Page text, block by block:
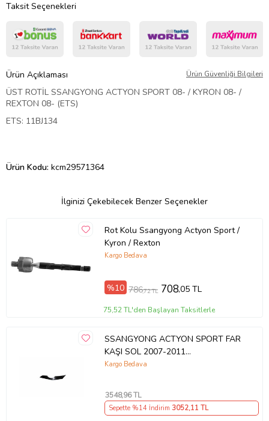
Taksit Seçenekleri
Ürün Açıklaması Ürün Güvenliği Bilgileri
ÜST ROTİL SSANGYONG ACTYON SPORT 08- / KYRON 08- /
REXTON 08- (ETS)
ETS: 11BJ134
Ürün Kodu: kcm29571364
İlginizi Çekebilecek Benzer Seçenekler
Rot Kolu Ssangyong Actyon Sport /
Kyron / Rexton
Kargo Bedava
%10 786,72 TL 708,05 TL
75,52 TL'den Başlayan Taksitlerle
SSANGYONG ACTYON SPORT FAR
KAŞI SOL 2007-2011
787403100LAK
Kargo Bedava
3548,96 TL
Sepette %14 İndirim 3052,11 TL